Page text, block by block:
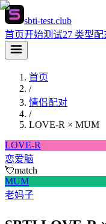
sbti-test.club
首页开始测试27 类型配
首页
/
情侣配对
/
LOVE-R × MUM
LOVE-R
恋爱脑
💘match
MUM
老妈子